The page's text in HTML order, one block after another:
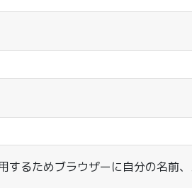
するためブラウザーに自分の名前